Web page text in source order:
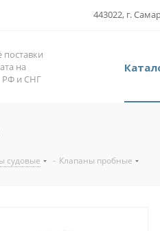
443022, г.
на
РФ и СНГ
судовые - Клапаны пробные